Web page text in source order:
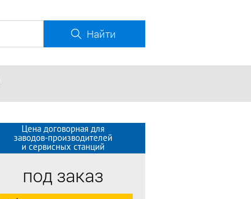
Найти
Цена договорная для
заводов-производителей
и сервисных станций
под заказ